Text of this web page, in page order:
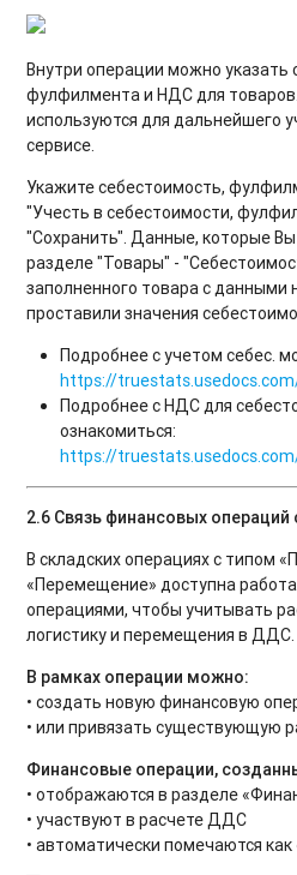
Внутри операции можно указать
фулфилмента и НДС для
используются для дальнейшего
сервисе.
Укажите себестоимость,
"Учесть в себестоимости,
"Сохранить". Данные, которые Вы
разделе "Товары" -
заполненного товара с данными
проставили значения
Подробнее с учетом себес.
https://
Подробнее с НДС для
ознакомиться:
https://
2.6 Связь финансовых
В складских операциях с типом
«Перемещение» доступна
операциями, чтобы учитывать
логистику и перемещения в ДДС.
В рамках операции можно:
• создать новую финансовую
• или привязать существующую
Финансовые операции,
• отображаются в разделе
• участвуют в расчете ДДС
• автоматически помечаются как